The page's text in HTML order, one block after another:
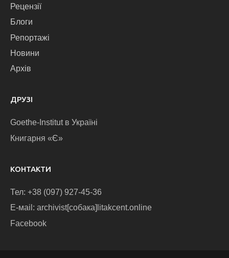
Рецензії
Блоги
Репортажі
Новини
Архів
ДРУЗІ
Goethe-Institut в Україні
Книгарня «Є»
КОНТАКТИ
Тел: +38 (097) 927-45-36
E-маіl: archivist[собака]litakcent.online
Facebook